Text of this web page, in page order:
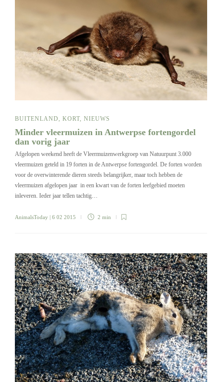
BUITENLAND, KORT, NIEUWS
Minder vleermuizen in Antwerpse fortengordel
dan vorig jaar
Afgelopen weekend heeft de Vleermuizenwerkgroep van Natuurpunt 3.000
vleermuizen geteld in 19 forten in de Antwerpse fortengordel. De forten worden
voor de overwinterende dieren steeds belangrijker, maar toch hebben de
vleermuizen afgelopen jaar in een kwart van de forten leefgebied moeten
inleveren. Ieder jaar tellen tachtig…
AnimalsToday | 6 02 2015 2 min